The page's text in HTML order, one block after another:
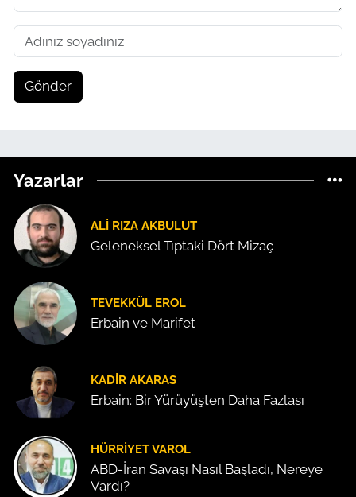
Gönder
Yazarlar
ALI RIZA AKBULUT
Geleneksel Tıptaki Dört Mizaç
TEVEKKÜL EROL
Erbain ve Marifet
KADIR AKARAS
Erbain: Bir Yürüyüşten Daha Fazlası
HÜRRIYET VAROL
ABD-İran Savaşı Nasıl Başladı, Nereye
Vardı?